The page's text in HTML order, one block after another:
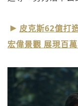
皮克斯62億打
宏偉景觀 展現百